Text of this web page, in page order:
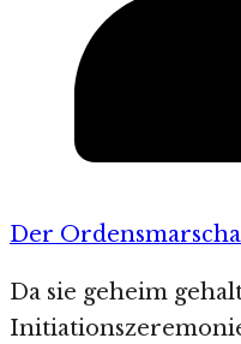
Der
Da sie geheim